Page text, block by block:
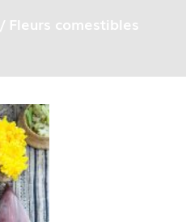
/ Fleurs comestibles